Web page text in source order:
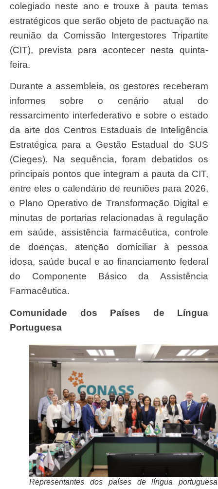
colegiado neste ano e trouxe à pauta temas
estratégicos que serão objeto de pactuação na
reunião da Comissão Intergestores Tripartite
(CIT), prevista para acontecer nesta quinta-
feira.
Durante a assembleia, os gestores receberam
informes sobre o cenário atual do
ressarcimento interfederativo e sobre o estado
da arte dos Centros Estaduais de Inteligência
Estratégica para a Gestão Estadual do SUS
(Cieges). Na sequência, foram debatidos os
principais pontos que integram a pauta da CIT,
entre eles o calendário de reuniões para 2026,
o Plano Operativo de Transformação Digital e
minutas de portarias relacionadas à regulação
em saúde, assistência farmacêutica, controle
de doenças, atenção domiciliar à pessoa
idosa, saúde bucal e ao financiamento federal
do Componente Básico da Assistência
Farmacêutica.
Comunidade dos Países de Língua
Portuguesa
Representantes dos países de língua